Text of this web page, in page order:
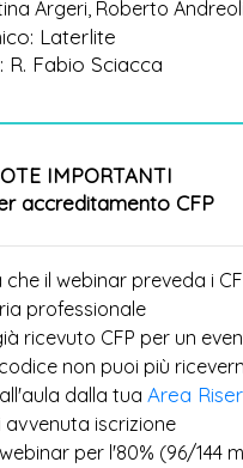
Argeri, Roberto Andreoli
Laterlite
Fabio Sciacca
IMPORTANTI
accreditamento CFP
il webinar preveda i
professionale
ricevuto CFP per un
non puoi più
dalla tua Area
avvenuta iscrizione
per l'80% (96/144